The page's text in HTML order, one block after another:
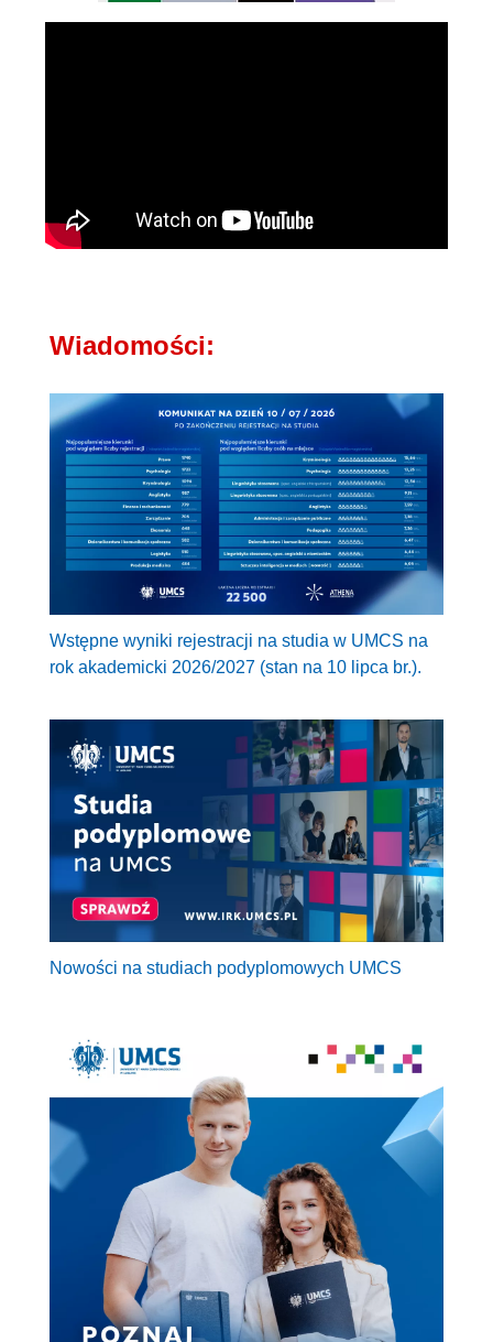
Wiadomości:
Wstępne wyniki rejestracji na studia w UMCS na
rok akademicki 2026/2027 (stan na 10 lipca br.).
Nowości na studiach podyplomowych UMCS